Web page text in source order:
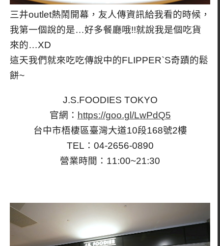
三井outlet熱鬧開幕，友人傳資訊給我看的時候，
我第一個說的是…好多餐廳哦!!就說我是個吃貨
來的…XD
這天我們就來吃吃傳說中的FLIPPER`S奇蹟的鬆
餅~
J.S.FOODIES TOKYO
官網： https://goo.gl/LwPdQ5
台中市梧棲區臺灣大道10段168號2樓
TEL：04-2656-0890
營業時間：11:00~21:30